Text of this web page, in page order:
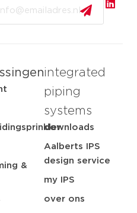
&
integrated
piping
systems
downloads
Aalberts IPS
design service
my IPS
over ons